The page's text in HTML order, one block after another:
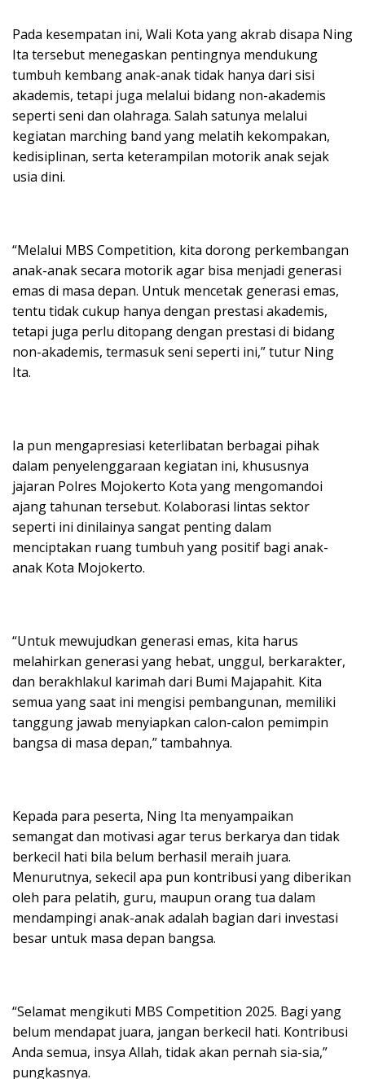
Pada kesempatan ini, Wali Kota yang akrab disapa Ning
Ita tersebut menegaskan pentingnya mendukung
tumbuh kembang anak-anak tidak hanya dari sisi
akademis, tetapi juga melalui bidang non-akademis
seperti seni dan olahraga. Salah satunya melalui
kegiatan marching band yang melatih kekompakan,
kedisiplinan, serta keterampilan motorik anak sejak
usia dini.
“Melalui MBS Competition, kita dorong perkembangan
anak-anak secara motorik agar bisa menjadi generasi
emas di masa depan. Untuk mencetak generasi emas,
tentu tidak cukup hanya dengan prestasi akademis,
tetapi juga perlu ditopang dengan prestasi di bidang
non-akademis, termasuk seni seperti ini,” tutur Ning
Ita.
Ia pun mengapresiasi keterlibatan berbagai pihak
dalam penyelenggaraan kegiatan ini, khususnya
jajaran Polres Mojokerto Kota yang mengomandoi
ajang tahunan tersebut. Kolaborasi lintas sektor
seperti ini dinilainya sangat penting dalam
menciptakan ruang tumbuh yang positif bagi anak-
anak Kota Mojokerto.
“Untuk mewujudkan generasi emas, kita harus
melahirkan generasi yang hebat, unggul, berkarakter,
dan berakhlakul karimah dari Bumi Majapahit. Kita
semua yang saat ini mengisi pembangunan, memiliki
tanggung jawab menyiapkan calon-calon pemimpin
bangsa di masa depan,” tambahnya.
Kepada para peserta, Ning Ita menyampaikan
semangat dan motivasi agar terus berkarya dan tidak
berkecil hati bila belum berhasil meraih juara.
Menurutnya, sekecil apa pun kontribusi yang diberikan
oleh para pelatih, guru, maupun orang tua dalam
mendampingi anak-anak adalah bagian dari investasi
besar untuk masa depan bangsa.
“Selamat mengikuti MBS Competition 2025. Bagi yang
belum mendapat juara, jangan berkecil hati. Kontribusi
Anda semua, insya Allah, tidak akan pernah sia-sia,”
pungkasnya.